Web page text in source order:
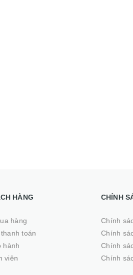
HÀNG
hàng
toán
hành
viên
CHÍNH
Chính
Chính
Chính
Chính